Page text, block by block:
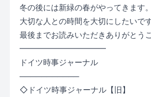
冬の後には新緑の春がやってきます。
大切な人との時間を大切にしたいです
最後までお読みいただきありがとう
━━━━━━━━━━━
ドイツ時事ジャーナル
───────────
◇ドイツ時事ジャーナル【旧】